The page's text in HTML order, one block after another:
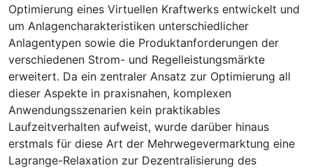
Optimierung eines Virtuellen Kraftwerks entwickelt und
um Anlagencharakteristiken unterschiedlicher
Anlagentypen sowie die Produktanforderungen der
verschiedenen Strom- und Regelleistungsmärkte
erweitert. Da ein zentraler Ansatz zur Optimierung all
dieser Aspekte in praxisnahen, komplexen
Anwendungsszenarien kein praktikables
Laufzeitverhalten aufweist, wurde darüber hinaus
erstmals für diese Art der Mehrwegevermarktung eine
Lagrange-Relaxation zur Dezentralisierung des